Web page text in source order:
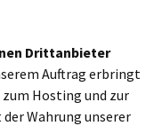
Drittanbieter
Auftrag erbringt
Hosting und zur
Wahrung unserer